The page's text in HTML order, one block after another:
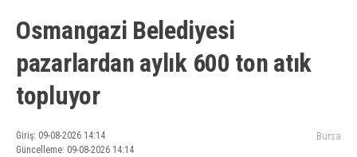
Osmangazi Belediyesi
pazarlardan aylık 600 ton atık
topluyor
Giriş: 09-08-2026 14:14
Güncelleme: 09-08-2026 14:14
Bursa